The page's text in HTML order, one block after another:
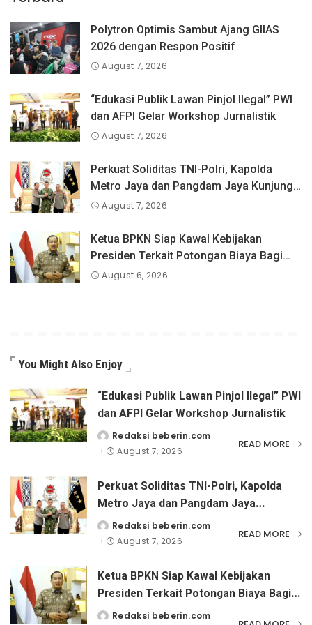
Polytron Optimis Sambut Ajang GIIAS
2026 dengan Respon Positif
August 7, 2026
“Edukasi Publik Lawan Pinjol Ilegal” PWI
dan AFPI Gelar Workshop Jurnalistik
August 7, 2026
Perkuat Soliditas TNI-Polri, Kapolda
Metro Jaya dan Pangdam Jaya Kunjungi
Dankorps Brimob Polri
August 7, 2026
Ketua BPKN Siap Kawal Kebijakan
Presiden Terkait Potongan Biaya Bagi
Penyandang Disabilitas
August 6, 2026
You Might Also Enjoy
“Edukasi Publik Lawan Pinjol Ilegal” PWI
dan AFPI Gelar Workshop Jurnalistik
Posted
by
Redaksi beberin.com
August 7, 2026
READ MORE
Perkuat Soliditas TNI-Polri, Kapolda
Metro Jaya dan Pangdam Jaya
Kunjungi Dankorps Brimob Polri
Posted
by
Redaksi beberin.com
August 7, 2026
READ MORE
Ketua BPKN Siap Kawal Kebijakan
Presiden Terkait Potongan Biaya Bagi
Penyandang Disabilitas
PostedRedaksi beberin.com